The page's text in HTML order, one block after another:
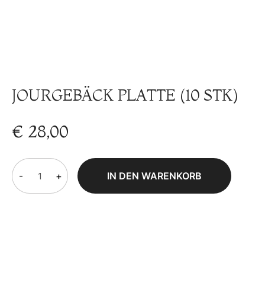
JOURGEBÄCK PLATTE (10 STK)
€ 28,00
- + IN DEN WARENKORB